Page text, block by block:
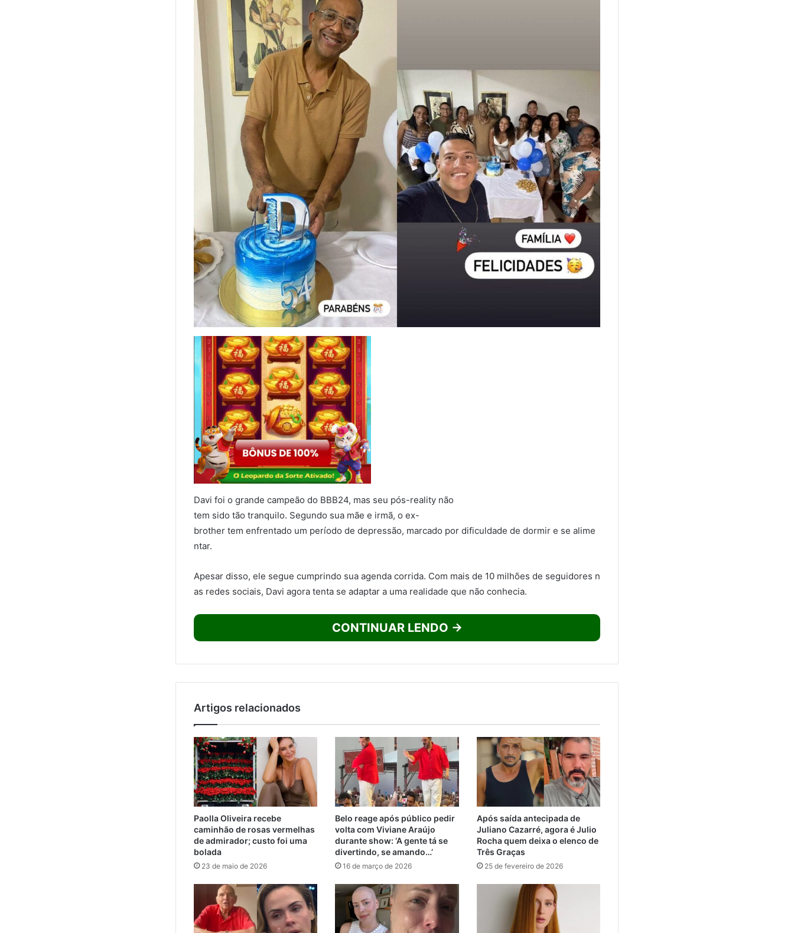
Davi foi o grande campeão do BBB24, mas seu pós-reality não
tem sido tão tranquilo. Segundo sua mãe e irmã, o ex-
brother tem enfrentado um período de depressão, marcado por dificuldade de dormir e se alime
ntar.
Apesar disso, ele segue cumprindo sua agenda corrida. Com mais de 10 milhões de seguidores n
as redes sociais, Davi agora tenta se adaptar a uma realidade que não conhecia.
CONTINUAR LENDO →
Artigos relacionados
Paolla Oliveira recebe
caminhão de rosas vermelhas
de admirador; custo foi uma
bolada
23 de maio de 2026
Belo reage após público pedir
volta com Viviane Araújo
durante show: ‘A gente tá se
divertindo, se amando…’
16 de março de 2026
Após saída antecipada de
Juliano Cazarré, agora é Julio
Rocha quem deixa o elenco de
Três Graças
25 de fevereiro de 2026